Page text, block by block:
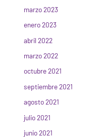
marzo 2023
enero 2023
abril 2022
marzo 2022
octubre 2021
septiembre 2021
agosto 2021
julio 2021
junio 2021